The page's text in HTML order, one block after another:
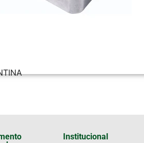
Institucional